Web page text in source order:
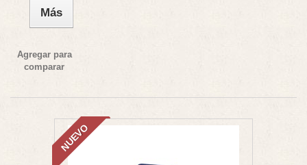
Más
Agregar para
comparar
NUEVO